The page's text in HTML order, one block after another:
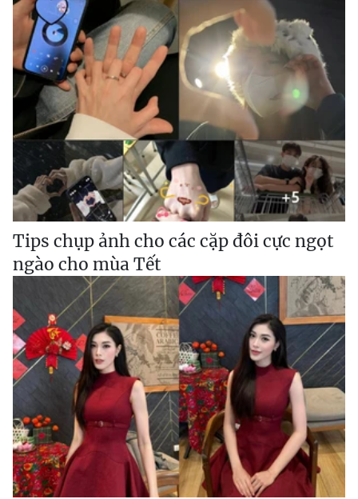
Tips chụp ảnh cho các cặp đôi cực ngọt
ngào cho mùa Tết